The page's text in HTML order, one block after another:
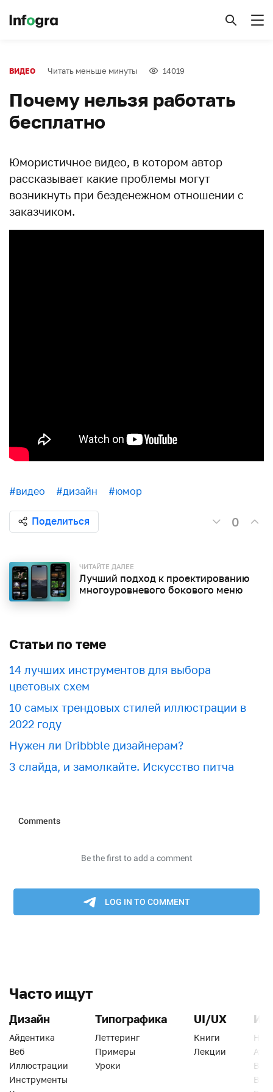
ВИДЕО Читать меньше минуты 14019
Почему нельзя работать
бесплатно
Юмористичное видео, в котором автор
рассказывает какие проблемы могут
возникнуть при безденежном отношении с
заказчиком.
#видео #дизайн #юмор
Поделиться 0
ЧИТАЙТЕ ДАЛЕЕ
Лучший подход к проектированию
многоуровневого бокового меню
Статьи по теме
​​14 лучших инструментов для выбора
цветовых схем
10 самых трендовых стилей иллюстрации в
2022 году
Нужен ли Dribbble дизайнерам?
3 слайда, и замолкайте. Искусство питча
Часто ищут
Дизайн
Айдентика
Веб
Иллюстрации
Инструменты
Типографика
Леттеринг
Примеры
Уроки
UI/UX
Книги
Лекции
Веб